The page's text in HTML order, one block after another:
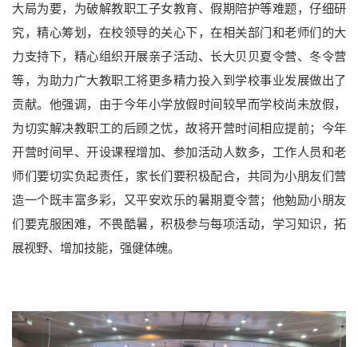
本科招生 研究生招生 留学生招生
成人教育
学生就业
大局为要，为破解教职工子女教育、假期陪护等难题，仔细研
究，精心筹划，在校领导的关心下，在相关部门和老师们的大
力支持下，精心组织开展亲子活动、长大贝贝夏令营、冬令营
等，为助力广大教职工将更多精力投入到学校事业发展做出了
贡献。他强调，由于今年小学放假时间较早而学校尚未放假，
为切实解决教职工的后顾之忧，故将开营时间相应提前；今年
开营时间早、开设课程增加、参加活动人数多，工作人员和老
师们要切实负起责任，家长们要积极配合，共同为小朋友们营
造一个既丰富多彩，又平安欢乐的暑期夏令营；他勉励小朋友
们要克服困难，不畏酷暑，积极参与每项活动，学习知识，拓
展视野、增加技能，强健体魄。